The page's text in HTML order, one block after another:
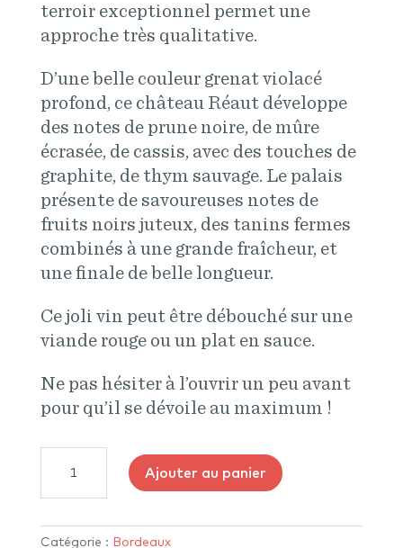
terroir exceptionnel permet une
approche très qualitative.
D’une belle couleur grenat violacé
profond, ce château Réaut développe
des notes de prune noire, de mûre
écrasée, de cassis, avec des touches de
graphite, de thym sauvage. Le palais
présente de savoureuses notes de
fruits noirs juteux, des tanins fermes
combinés à une grande fraîcheur, et
une finale de belle longueur.
Ce joli vin peut être débouché sur une
viande rouge ou un plat en sauce.
Ne pas hésiter à l’ouvrir un peu avant
pour qu’il se dévoile au maximum !
Château
2018
Ajouter au panier
Catégorie : Bordeaux